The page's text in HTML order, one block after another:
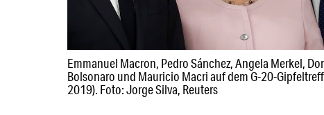
Emmanuel Macron, Pedro Sánchez, Angela Merkel,
Bolsonaro und Mauricio Macri auf dem G-20-
2019). Foto: Jorge Silva, Reuters